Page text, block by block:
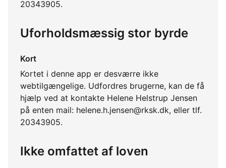
20343905.
Uforholdsmæssig stor byrde
Kort
Kortet i denne app er desværre ikke
webtilgængelige. Udfordres brugerne, kan de få
hjælp ved at kontakte Helene Helstrup Jensen
på enten mail: helene.h.jensen@rksk.dk, eller tlf.
20343905.
Ikke omfattet af loven